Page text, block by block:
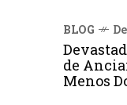
BLOG
de
Menos